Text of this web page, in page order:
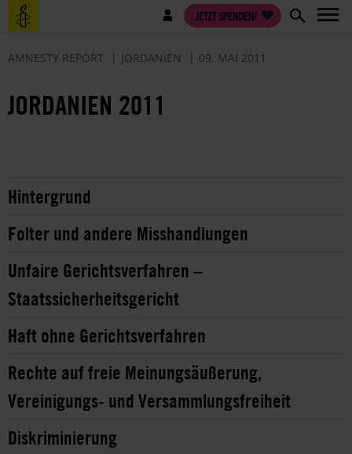
Direkt
zum
Benutzermenü JETZT SPENDEN!
AMNESTY REPORT JORDANIEN 09. MAI 2011
JORDANIEN 2011
Hintergrund
Folter und andere Misshandlungen
Unfaire Gerichtsverfahren –
Staatssicherheitsgericht
Haft ohne Gerichtsverfahren
Rechte auf freie Meinungsäußerung,
Vereinigungs- und Versammlungsfreiheit
Diskriminierung